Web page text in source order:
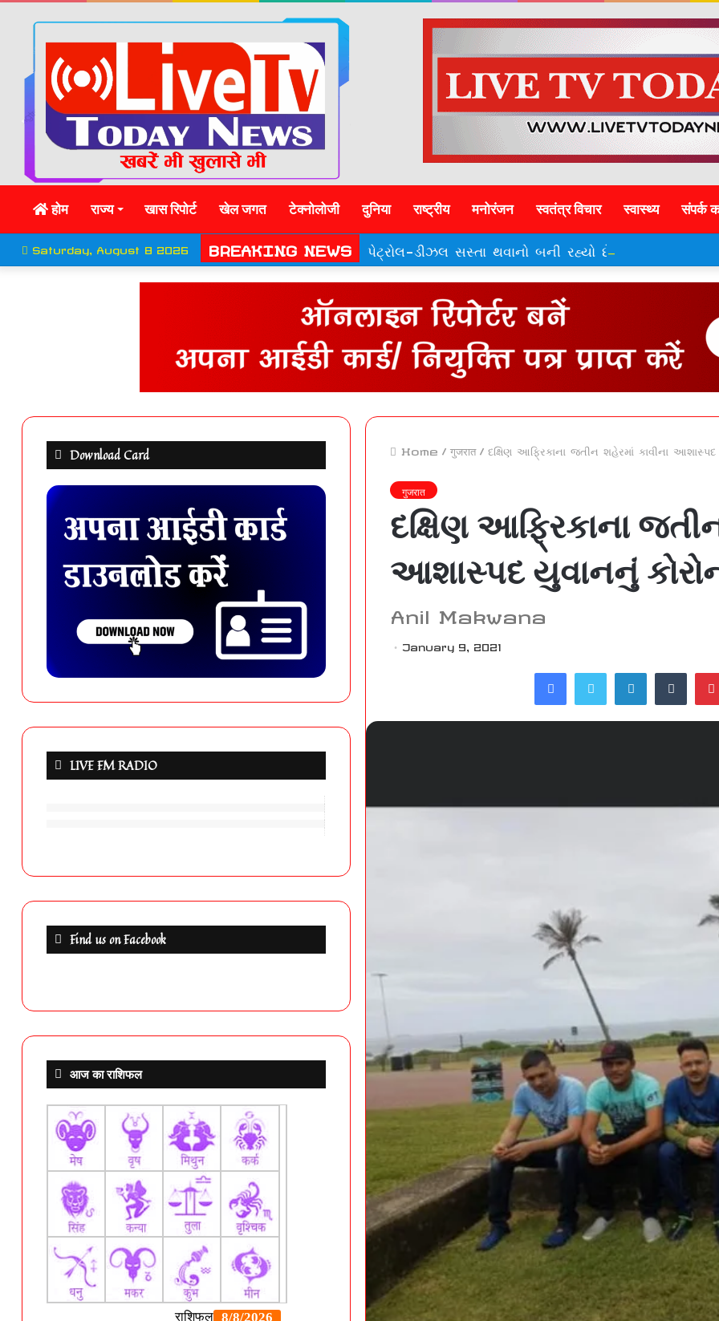
होम राज्य खास रिपोर्ट खेल जगत टेक्नोलोजी दुनिया राष्ट्रीय मनोरंजन स्वतंत्र विचार स्वास्थ्य संपर्क
Saturday, August 8 2026 BREAKING NEWS
Home / गुजरात / દક્ષિણ આફ્રિકાના જતીન શહેરમાં કાવીના
गुजरात
દક્ષિણ આફ્રિકાના
આશાસ્પદ યુવાનનું
Anil Makwana
January 9, 2021
Download Card
LIVE FM RADIO
Find us on Facebook
आज का राशिफल